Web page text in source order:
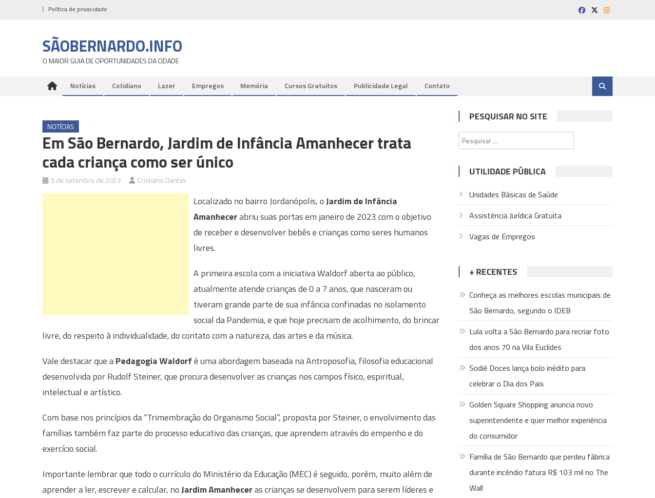
Política de privacidade
SÃOBERNARDO.INFO
O MAIOR GUIA DE OPORTUNIDADES DA CIDADE
Notícias Cotidiano Lazer Empregos Memória Cursos Gratuitos Publicidade Legal Contato
NOTÍCIAS
Em São Bernardo, Jardim de Infância Amanhecer trata
cada criança como ser único
5 de setembro de 2023 Cristiano Dantas
Localizado no bairro Jordanópolis, oJardim de Infância
Amanhecerabriu suas portas em janeiro de 2023 com o objetivo
de receber e desenvolver bebês e crianças como seres humanos
livres.
A primeira escola com a iniciativa Waldorf aberta ao público,
atualmente atende crianças de 0 a 7 anos, que nasceram ou
tiveram grande parte de sua infância confinadas no isolamento
social da Pandemia, e que hoje precisam de acolhimento, do brincar
livre, do respeito à individualidade, do contato com a natureza, das artes e da música.
Vale destacar que aPedagogia Waldorfé uma abordagem baseada na Antroposofia, filosofia educacional
desenvolvida por Rudolf Steiner, que procura desenvolver as crianças nos campos físico, espiritual,
intelectual e artístico.
Com base nos princípios da “Trimembração do Organismo Social”, proposta por Steiner, o envolvimento das
famílias também faz parte do processo educativo das crianças, que aprendem através do empenho e do
exercício social.
Importante lembrar que todo o currículo do Ministério da Educação (MEC) é seguido, porém, muito além de
aprender a ler, escrever e calcular, noJardim Amanheceras crianças se desenvolvem para serem líderes e
PESQUISAR NO SITE
por:
UTILIDADE PÚBLICA
Unidades Básicas de Saúde
Assistência Jurídica Gratuita
Vagas de Empregos
+ RECENTES
Conheça as melhores escolas municipais de
São Bernardo, segundo o IDEB
Lula volta a São Bernardo para recriar foto
dos anos 70 na Vila Euclides
Sodiê Doces lança bolo inédito para
celebrar o Dia dos Pais
Golden Square Shopping anuncia novo
superintendente e quer melhor experiência
do consumidor
Família de São Bernardo que perdeu fábrica
durante incêndio fatura R$ 103 mil no The
Wall